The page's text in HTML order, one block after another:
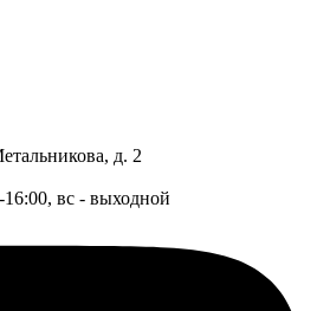
д. 2
вс - выходной